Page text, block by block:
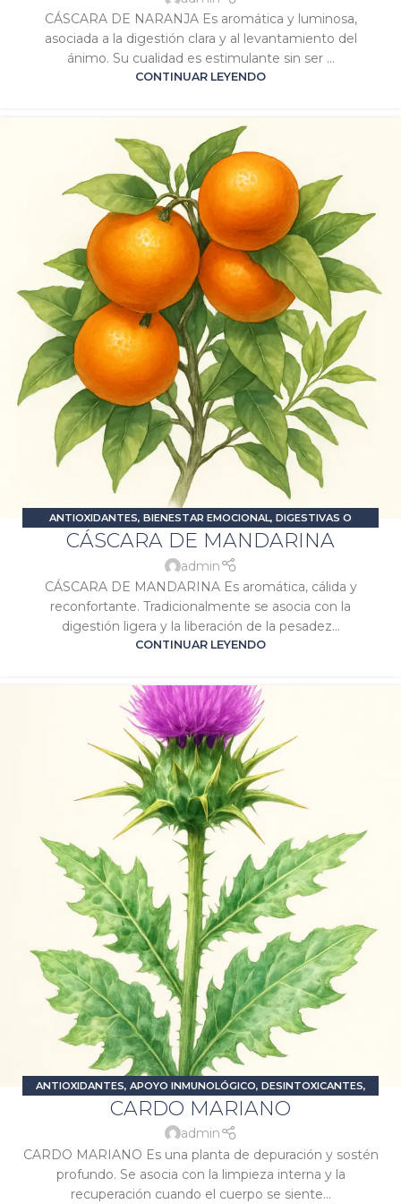
CÁSCARA DE NARANJA Es aromática y luminosa,
asociada a la digestión clara y al levantamiento del
ánimo. Su cualidad es estimulante sin ser ...
CONTINUAR LEYENDO
ANTIOXIDANTES, BIENESTAR EMOCIONAL, DIGESTIVAS O
CARMINATIVAS,ESTRÉS Y ANSIEDAD,PROBLEMAS DIGESTIVOS
SIGNATURA MERCURIO
SIGNATURA SOL
CÁSCARA DE MANDARINA
admin
CÁSCARA DE MANDARINA Es aromática, cálida y
reconfortante. Tradicionalmente se asocia con la
digestión ligera y la liberación de la pesadez...
CONTINUAR LEYENDO
ANTIOXIDANTES, APOYO INMUNOLÓGICO, DESINTOXICANTES,
PROBLEMAS DIGESTIVOS,SIGNATURA JÚPITER,SIGNATURA SOL
CARDO MARIANO
admin
CARDO MARIANO Es una planta de depuración y sostén
profundo. Se asocia con la limpieza interna y la
recuperación cuando el cuerpo se siente...